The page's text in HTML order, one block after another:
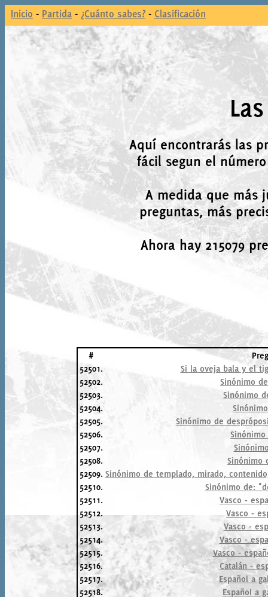
Inicio - Partida - ¿Cuánto sabes? - Clasificación
Aquí encontrarás las
fácil segun el
A medida que más
preguntas, más
Ahora hay 215079
#
52501.
Si la oveja bala y el
52502.
Sinónimo
52503.
Sinónimo
52504.
52505.
Sinónimo de
52506.
52507.
52508.
Sinónimo
52509. Sinónimo de templado, mirado,
52510.
Sinónimo de:
52511.
Vasco -
52512.
Vasco -
52513.
Vasco -
52514.
Vasco -
52515.
Vasco -
52516.
Catalán -
52517.
Español a
52518.
Español a